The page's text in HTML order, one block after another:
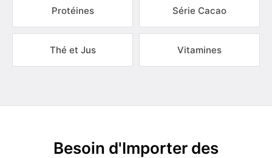
Protéines Série Cacao
Thé et Jus Vitamines
Besoin d'Importer des